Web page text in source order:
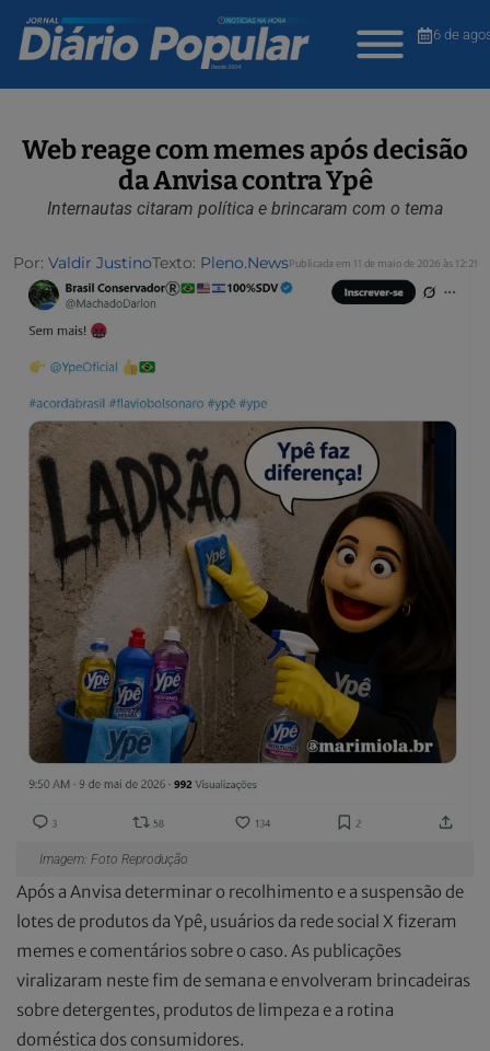
6 de
Web reage com memes após decisão
da Anvisa contra Ypê
Internautas citaram política e brincaram com o tema
Por: Valdir JustinoTexto: Pleno.NewsPublicada em 11 de maio de 2026 às 12:21
Imagem: Foto Reprodução
Após a Anvisa determinar o recolhimento e a suspensão de
lotes de produtos da Ypê, usuários da rede social X fizeram
memes e comentários sobre o caso. As publicações
viralizaram neste fim de semana e envolveram brincadeiras
sobre detergentes, produtos de limpeza e a rotina
doméstica dos consumidores.